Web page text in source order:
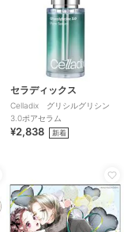
セラディックス
Celladix グリシルグリシン
3.0ポアセラム
¥2,838 新着